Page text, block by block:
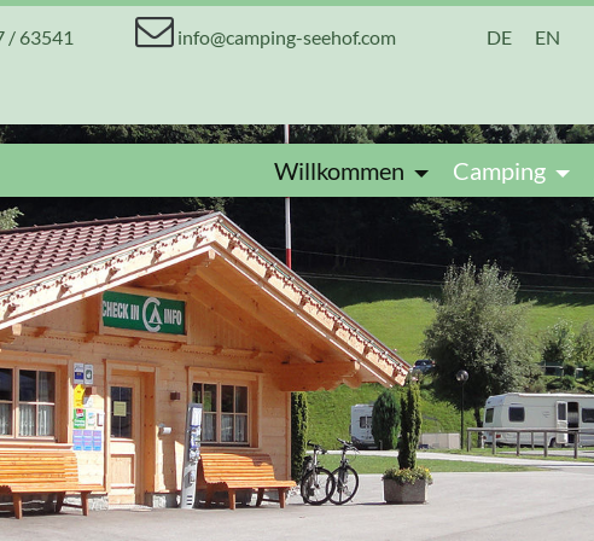
/ 63541 info@camping-seehof.com DE EN
Willkommen Camping